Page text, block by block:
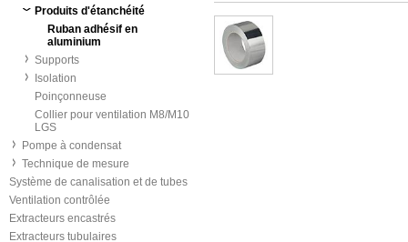
Produits d'étanchéité
Ruban adhésif en
aluminium
Supports
Isolation
Poinçonneuse
Collier pour ventilation M8/M10
LGS
Pompe à condensat
Technique de mesure
Système de canalisation et de tubes
Ventilation contrôlée
Extracteurs encastrés
Extracteurs tubulaires